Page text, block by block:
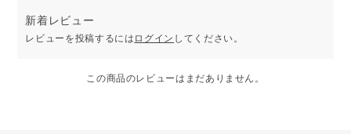
新着レビュー
レビューを投稿するには ログイン してください。
この商品のレビューはまだありません。